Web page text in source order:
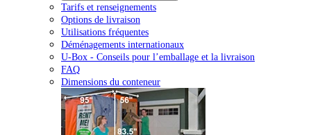
Tarifs et renseignements
Options de livraison
Utilisations fréquentes
Déménagements internationaux
U-Box - Conseils pour l’emballage et la livraison
FAQ
Dimensions du conteneur